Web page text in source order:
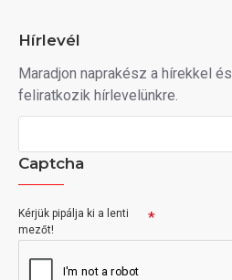
Hírlevél
Maradjon naprakész a hírekkel
feliratkozik hírlevelünkre.
Captcha
Kérjük pipálja ki a lenti
mezőt!